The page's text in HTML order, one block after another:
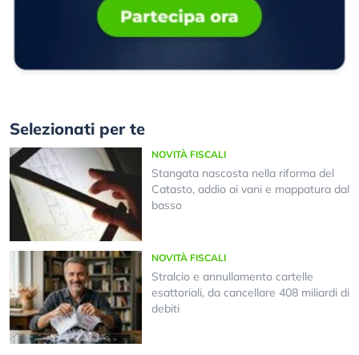
Selezionati per te
NOVITÀ FISCALI
Stangata nascosta nella riforma del
Catasto, addio ai vani e mappatura dal
basso
NOVITÀ FISCALI
Stralcio e annullamento cartelle
esattoriali, da cancellare 408 miliardi di
debiti